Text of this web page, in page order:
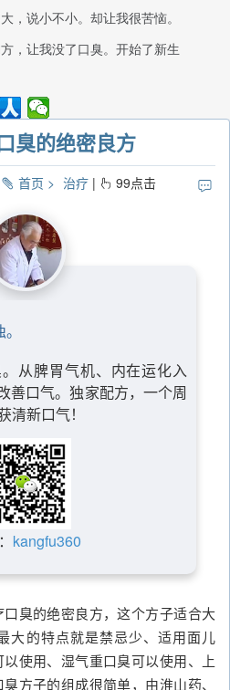
臭的绝密良方
首页 治疗 99点击
从脾胃气机、内在运化入
善口气。独家配方，一个周
清新口气！
kangfu360
臭的绝密良方，这个方子适合大
大的特点就是禁忌少、适用面儿
使用、湿气重口臭可以使用、上
方子的组成很简单，由淮山药、